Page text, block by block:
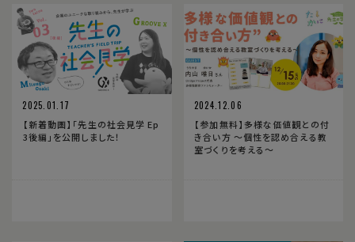
2025.01.17
【新着動画】「先生の社会見学 Ep
3後編」を公開しました！
2024.12.06
【参加無料】多様な価値観との付
き合い方 〜個性を認め合える教
室づくりを考える〜